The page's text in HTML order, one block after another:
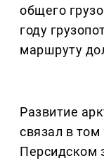
общего
году
маршруту
Развитие
связал в
Персидском